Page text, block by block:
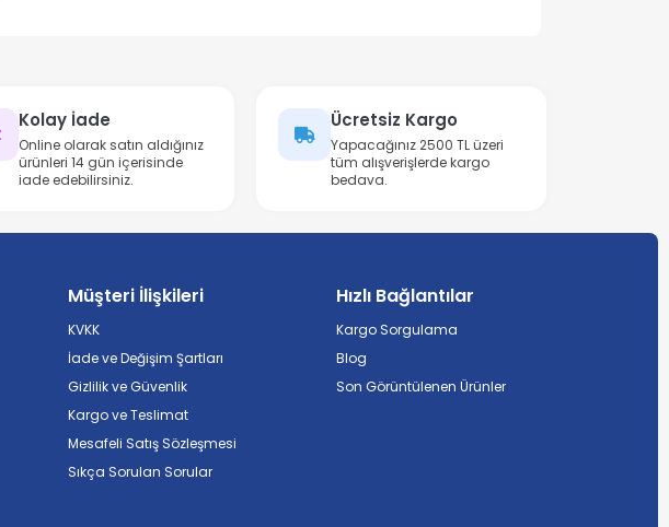
Kolay İade
Online olarak satın aldığınız
ürünleri 14 gün içerisinde
iade edebilirsiniz.
Ücretsiz Kargo
Yapacağınız 2500 TL üzeri
tüm alışverişlerde kargo
bedava.
Müşteri İlişkileri
KVKK
İade ve Değişim Şartları
Gizlilik ve Güvenlik
Kargo ve Teslimat
Mesafeli Satış Sözleşmesi
Sıkça Sorulan Sorular
Hızlı Bağlantılar
Kargo Sorgulama
Blog
Son Görüntülenen Ürünler